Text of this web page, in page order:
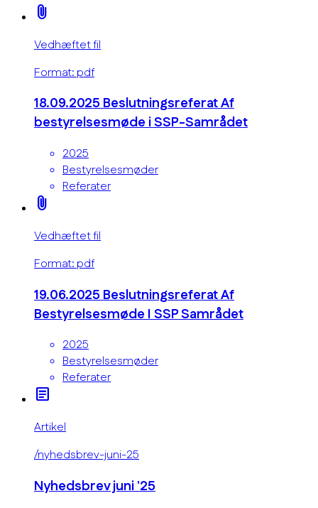
attach_file
Vedhæftet fil
Format: pdf
18.09.2025 Beslutningsreferat Af
bestyrelsesmøde i SSP-Samrådet
2025
Bestyrelsesmøder
Referater
attach_file
Vedhæftet fil
Format: pdf
19.06.2025 Beslutningsreferat Af
Bestyrelsesmøde I SSP Samrådet
2025
Bestyrelsesmøder
Referater
article
Artikel
/nyhedsbrev-juni-25
Nyhedsbrev juni '25